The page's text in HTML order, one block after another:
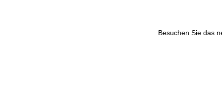
Besuchen Sie das